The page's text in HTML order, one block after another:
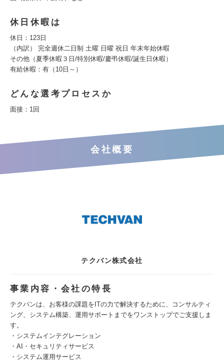
休日休暇は
休日：123日
（内訳） 完全週休二日制 土曜 日曜 祝日 年末年始休暇
その他（夏季休暇３日/特別休暇/慶弔休暇/誕生日休暇）
有給休暇：有（10日～）
どんな選考プロセスか
面接：1回
会社概要
テクバン株式会社
事業内容・会社の特長
テクバンは、お客様の課題をITの力で解決するために、コンサルティ
ング、システム構築、運用サポートまでをワンストップでご支援しま
す。
・システムインテグレーション
・AI・セキュリティサービス
・システム運用サービス